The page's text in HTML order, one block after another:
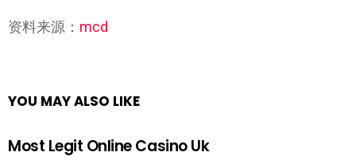
资料来源： mcd
YOU MAY ALSO LIKE
Most Legit Online Casino Uk